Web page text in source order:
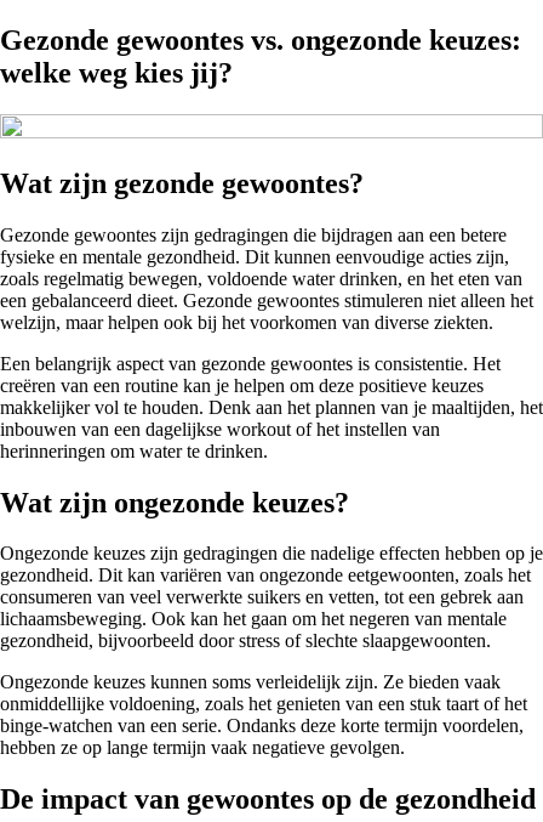
Gezonde gewoontes vs. ongezonde keuzes:
welke weg kies jij?
Wat zijn gezonde gewoontes?
Gezonde gewoontes zijn gedragingen die bijdragen aan een betere
fysieke en mentale gezondheid. Dit kunnen eenvoudige acties zijn,
zoals regelmatig bewegen, voldoende water drinken, en het eten van
een gebalanceerd dieet. Gezonde gewoontes stimuleren niet alleen het
welzijn, maar helpen ook bij het voorkomen van diverse ziekten.
Een belangrijk aspect van gezonde gewoontes is consistentie. Het
creëren van een routine kan je helpen om deze positieve keuzes
makkelijker vol te houden. Denk aan het plannen van je maaltijden, het
inbouwen van een dagelijkse workout of het instellen van
herinneringen om water te drinken.
Wat zijn ongezonde keuzes?
Ongezonde keuzes zijn gedragingen die nadelige effecten hebben op je
gezondheid. Dit kan variëren van ongezonde eetgewoonten, zoals het
consumeren van veel verwerkte suikers en vetten, tot een gebrek aan
lichaamsbeweging. Ook kan het gaan om het negeren van mentale
gezondheid, bijvoorbeeld door stress of slechte slaapgewoonten.
Ongezonde keuzes kunnen soms verleidelijk zijn. Ze bieden vaak
onmiddellijke voldoening, zoals het genieten van een stuk taart of het
binge-watchen van een serie. Ondanks deze korte termijn voordelen,
hebben ze op lange termijn vaak negatieve gevolgen.
De impact van gewoontes op de gezondheid